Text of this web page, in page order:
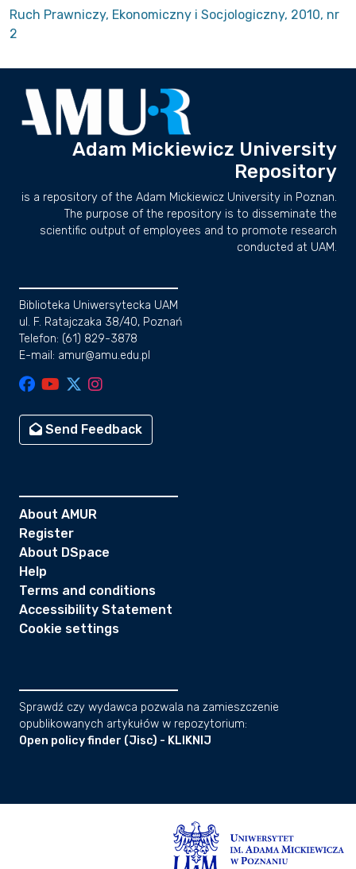
Ruch Prawniczy, Ekonomiczny i Socjologiczny, 2010, nr
2
Adam Mickiewicz University
Repository
is a repository of the Adam Mickiewicz University in Poznan.
The purpose of the repository is to disseminate the
scientific output of employees and to promote research
conducted at UAM.
Biblioteka Uniwersytecka UAM
ul. F. Ratajczaka 38/40, Poznań
Telefon: (61) 829-3878
E-mail: amur@amu.edu.pl
Send Feedback
About AMUR
Register
About DSpace
Help
Terms and conditions
Accessibility Statement
Cookie settings
Sprawdź czy wydawca pozwala na zamieszczenie
opublikowanych artykułów w repozytorium:
Open policy finder (Jisc) - KLIKNIJ